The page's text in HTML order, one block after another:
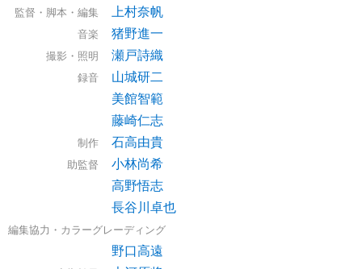
監督・脚本・編集 上村奈帆
音楽 猪野進一
撮影・照明 瀬戸詩織
録音
山城研二
美館智範
藤崎仁志
制作 石高由貴
助監督
小林尚希
高野悟志
長谷川卓也
編集協力・カラーグレーディング
野口高遠